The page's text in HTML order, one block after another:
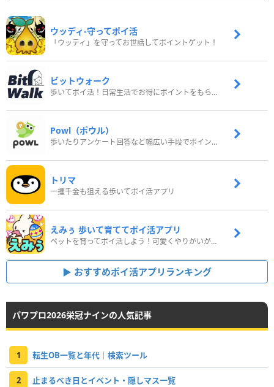
ウッディ‐守ってポイ活
「ウッディ」を守ってお世話してポイントゲット！
ビットウォーク
歩いてポイ活！日常生活でお得にポイントをもらおう
Powl（ポウル）
歩いたりアンケート回答など幅広い手段でポイントをゲット
トリマ
一攫千金も狙える歩いてポイ活アプリ
えみぅ 歩いて育ててポイ活アプリ
ペットを育ってポイ活しよう！可愛くやりがいがある新感覚アプリ
おすすめポイ活アプリランキング
パワプロ2026栄冠ナインの人気記事
1 転生OB一覧と年代｜検索ツール
2 止まるべき日とイベント・隠しマス一覧